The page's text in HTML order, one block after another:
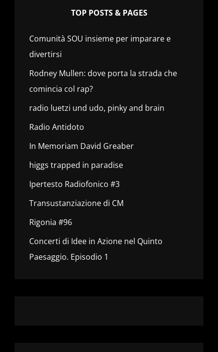
TOP POSTS & PAGES
Comunità SOU insieme per imparare e
divertirsi
Rodney Mullen: dove porta la strada che
comincia col rap?
radio luetzi und udo, pinky and brain
Radio Antidoto
In Memoriam David Greaber
higgs trapped in paradise
Ipertesto Radiofonico #3
Transustanziazione di CM
Rigonia #96
Concerti di Idee in Azione nel Quinto
Paesaggio. Episodio 1